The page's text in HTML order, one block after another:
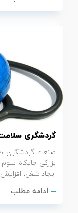
گردشگری
صنعت گردشگری
بزرگی جایگاه
ایجاد شغل، افزایش
ادامه مطلب